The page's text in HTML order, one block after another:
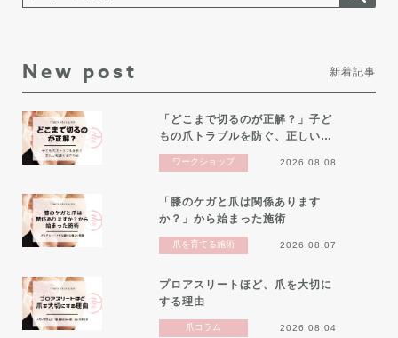
New post 新着記事
「どこまで切るのが正解？」子ど
もの爪トラブルを防ぐ、正しい…
ワークショップ 2026.08.08
「膝のケガと爪は関係あります
か？」から始まった施術
爪を育てる施術 2026.08.07
プロアスリートほど、爪を大切に
する理由
爪コラム 2026.08.04